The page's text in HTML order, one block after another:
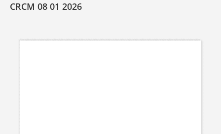
CRCM 08 01 2026